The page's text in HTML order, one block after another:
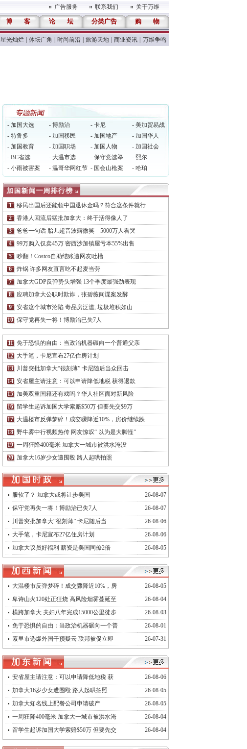
广告服务 联系我们 关于万维
博 客 论 坛 分类广告 购 物
星光灿烂 体坛广角 时尚前沿 旅游天地 商业资讯 万维争鸣
- 加国大选 - 博励治 - 卡尼
- 美加贸易战
- 特鲁多
- 加国移民 - 加国地产
- 加国华人
- 加国教育
- 加国职场 - 加国人物
- 加国社会
- BC省选
- 大温市选 - 保守党选举
- 熙尔
- 小雨被害案
- 温哥华网红节 - 国会山枪案 - 哈珀
移民出国后还能领中国退休金吗？符合这条件就行
香港人回流后猛批加拿大：终于活得像人了
爸爸一句话 胎儿超音波露微笑 5000万人看哭
99万购入仅卖45万 密西沙加镇屋亏本55%出售
吵翻！Costco自助结账遭网友吐槽
炸锅 许多网友直言吃不起麦当劳
加拿大GDP反弹势头增强 13个季度最强劲表现
应聘加拿大公职时欺诈，张碧薇间谍案发酵
安省这个城市沦陷 毒品房泛滥, 垃圾堆积如山
保守党再失一将！博励治已失7人
免于恐惧的自由：当政治机器碾向一个普通父亲
大手笔，卡尼宣布27亿住房计划
川普突批加拿大“很刻薄” 卡尼随后当众回击
安省屋主请注意：可以申请降低地税 获得退款
加美双重国籍还有戏吗？华人社区面对新风险
留学生起诉加国大学索赔$50万 但要先交$9万
大温楼市反弹梦碎！成交骤降近10%，房价继续跌
野牛雾中行视频热传 网友惊叹“ 以为是大脚怪”
一周狂降400毫米 加拿大一城市被洪水淹没
加拿大16岁少女遭围殴 路人起哄拍照
服软了？ 加拿大或将让步美国
26-08-07
保守党再失一将！博励治已失7人
26-08-07
川普突批加拿大“很刻薄” 卡尼随后当
26-08-06
大手笔，卡尼宣布27亿住房计划
26-08-06
加拿大议员好福利 薪资是美国同僚2倍
26-08-05
大温楼市反弹梦碎！成交骤降近10%，房
26-08-05
卑诗山火120处正狂烧 高风险烟雾蔓延至
26-08-04
横跨加拿大 夫妇八年完成15000公里徒步
26-08-03
免于恐惧的自由：当政治机器碾向一个普
26-08-01
素里市选爆外国干预疑云 联邦被促立即
26-07-31
安省屋主请注意：可以申请降低地税 获
26-08-06
加拿大16岁少女遭围殴 路人起哄拍照
26-08-05
加拿大知名线上配餐公司申请破产
26-08-05
一周狂降400毫米 加拿大一城市被洪水淹
26-08-04
留学生起诉加国大学索赔$50万 但要先交
26-08-04